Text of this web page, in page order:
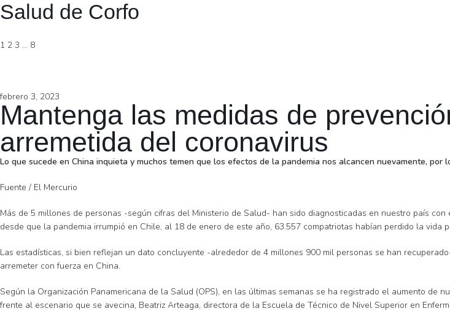
Salud de Corfo
1 2 3 … 8
febrero 3, 2023
Mantenga las medidas de
arremetida del coronavirus
Lo que sucede en China inquieta y muchos temen que los efectos de la pandemia nos alcancen nuevamente,
Fuente / El Mercurio
Más de 5 millones de personas -según cifras del Ministerio de Salud- han sido diagnosticadas en nuestro país
desde que la pandemia irrumpió en Chile, al 18 de enero de este año, 63.557 compatriotas habían perdido la vida
Las estadísticas, si bien reflejan un dato concluyente -alrededor de 4 millones 900 mil personas se han
arremeter con fuerza en China.
Según la Organización Panamericana de la Salud (OPS), en las últimas semanas se ha registrado el aumento de
frente al escenario que se avecina, Beatriz Arteaga, directora de la Escuela de Técnico de Nivel Superior en